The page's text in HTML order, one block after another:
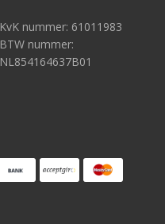
KvK nummer: 61011983
BTW nummer:
NL854164637B01